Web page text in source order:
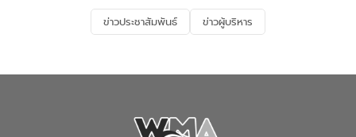
และการบำบัดน้ำเสียเบื้องต้น” โดยให้ความรู้
เกี่ยวกับสาเหตุและผลกระทบของน้ำเสีย
ณ เทศบาลตำบลบางเลน จังหวัดนครปฐม
ข่าวประชาสัมพันธ์ ข่าวผู้บริหาร